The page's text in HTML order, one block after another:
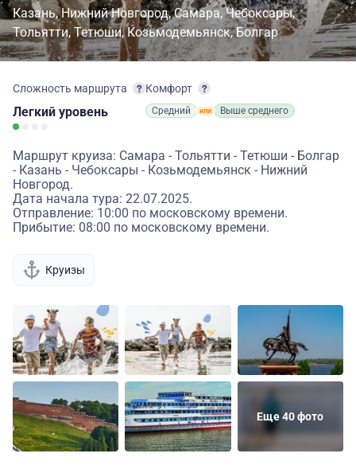
Казань Нижний Новгород Самара Чебоксары
Тольятти Тетюши Козьмодемьянск Болгар
Сложность маршрута
Легкий уровень
Комфорт
Средний Выше среднего
Маршрут круиза: Самара - Тольятти - Тетюши - Болгар
- Казань - Чебоксары - Козьмодемьянск - Нижний
Новгород.
Дата начала тура: 22.07.2025.
Отправление: 10:00 по московскому времени.
Прибытие: 08:00 по московскому времени.
Круизы
Еще 40 фото